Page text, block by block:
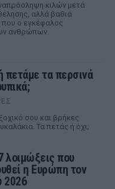
κιλών μετά
αλλά βαθιά
που ο εγκέφαλος
ανθρώπων.
πετάμε τα περσινά
σου και βρήκες
Τα πετάς ή όχι;
λοιμώξεις που
η Ευρώπη τον
2026